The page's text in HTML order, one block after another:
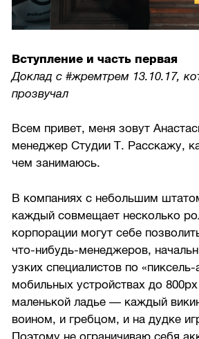
Вступление и часть первая
Доклад с #жремтрем 13.10.17,
прозвучал
Всем привет, меня зовут
менеджер Студии Т. Расскажу,
чем занимаюсь.
В компаниях с небольшим
каждый совмещает несколько
корпорации могут себе
что-нибудь-менеджеров,
узких специалистов по «пиксель-
мобильных устройствах до
маленькой ладье — каждый
воином, и гребцом, и на дудке